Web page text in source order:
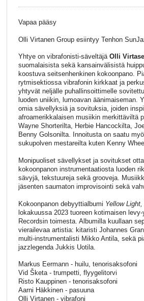
Vapaa pääsy
Olli Virtanen Group esiintyy Tenhon
Yhtye on vibrafonisti-säveltäjä Olli
suomalaisista sekä kansainvälisistä
koostuva seitsenhenkinen kokoonpano.
rytmisektiossa vibrafonin kirkkaat ja
yhtyvät neljälle puhallinsoittimelle
luoden uniikin, lumoavan äänimaiseman.
omia sävellyksiä ja sovituksia, joiden
afroamerikkalaisen musiikin merkittäviltä
Wayne Shorterilta, Herbie Hancockilta,
Benny Golsonilta. Innoitusta on saatu
sukupolven mestareilta kuten Kenny
Monipuoliset sävellykset ja sovitukset
kokoonpanon instrumentaatiosta luoden
sävyjä, tekstuureja sekä grooveja.
jäsenten saumaton improvisointi sekä
Kokoonpanon debyyttialbumi Yellow
lokakuussa 2023 tuoreen kotimaisen
Recordsin toimesta. Albumilla kuullaan
vierailevaa artistia: kitaristi Johannes
multi-instrumentalisti Mikko Antila, sekä
jazzlegenda Jukkis Uotila.
Markus Eermann - huilu, tenorisaksofoni
Vid Šketa - trumpetti, flyygelitorvi
Risto Kauppinen - tenorisaksofoni
Aarni Häkkinen - pasuuna
Olli Virtanen - vibrafoni